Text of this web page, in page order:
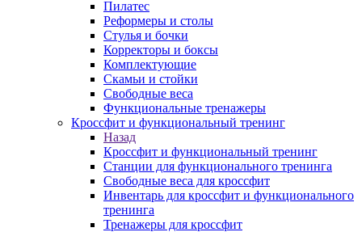
Пилатес
Реформеры и столы
Стулья и бочки
Корректоры и боксы
Комплектующие
Скамьи и стойки
Свободные веса
Функциональные тренажеры
Кроссфит и функциональный тренинг
Назад
Кроссфит и функциональный тренинг
Станции для функционального тренинга
Свободные веса для кроссфит
Инвентарь для кроссфит и функционального
тренинга
Тренажеры для кроссфит